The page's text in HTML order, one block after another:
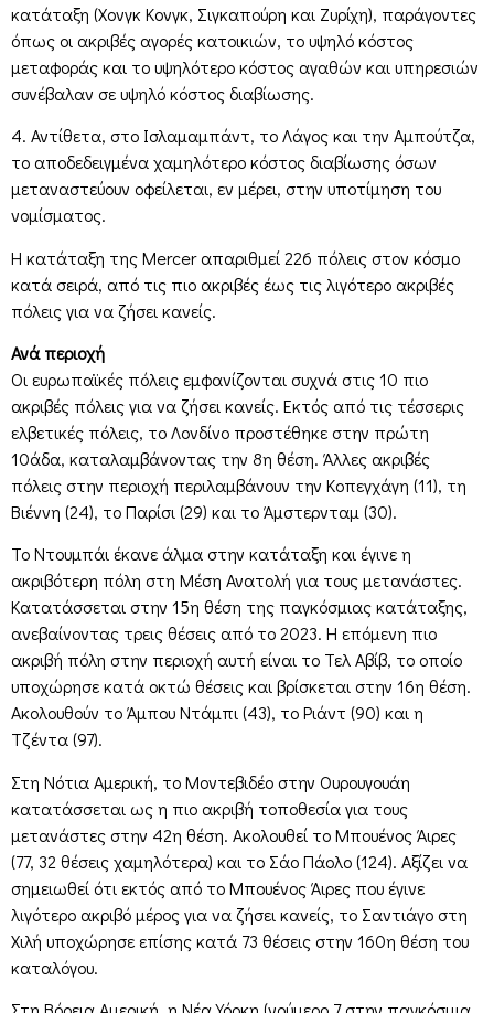
κατάταξη (Χονγκ Κονγκ, Σιγκαπούρη και Ζυρίχη), παράγοντες
όπως οι ακριβές αγορές κατοικιών, το υψηλό κόστος
μεταφοράς και το υψηλότερο κόστος αγαθών και υπηρεσιών
συνέβαλαν σε υψηλό κόστος διαβίωσης.
4. Αντίθετα, στο Ισλαμαμπάντ, το Λάγος και την Αμπούτζα,
το αποδεδειγμένα χαμηλότερο κόστος διαβίωσης όσων
μεταναστεύουν οφείλεται, εν μέρει, στην υποτίμηση του
νομίσματος.
Η κατάταξη της Mercer απαριθμεί 226 πόλεις στον κόσμο
κατά σειρά, από τις πιο ακριβές έως τις λιγότερο ακριβές
πόλεις για να ζήσει κανείς.
Ανά περιοχή
Οι ευρωπαϊκές πόλεις εμφανίζονται συχνά στις 10 πιο
ακριβές πόλεις για να ζήσει κανείς. Εκτός από τις τέσσερις
ελβετικές πόλεις, το Λονδίνο προστέθηκε στην πρώτη
10άδα, καταλαμβάνοντας την 8η θέση. Άλλες ακριβές
πόλεις στην περιοχή περιλαμβάνουν την Κοπεγχάγη (11), τη
Βιέννη (24), το Παρίσι (29) και το Άμστερνταμ (30).
Το Ντουμπάι έκανε άλμα στην κατάταξη και έγινε η
ακριβότερη πόλη στη Μέση Ανατολή για τους μετανάστες.
Κατατάσσεται στην 15η θέση της παγκόσμιας κατάταξης,
ανεβαίνοντας τρεις θέσεις από το 2023. Η επόμενη πιο
ακριβή πόλη στην περιοχή αυτή είναι το Τελ Αβίβ, το οποίο
υποχώρησε κατά οκτώ θέσεις και βρίσκεται στην 16η θέση.
Ακολουθούν το Άμπου Ντάμπι (43), το Ριάντ (90) και η
Τζέντα (97).
Στη Νότια Αμερική, το Μοντεβιδέο στην Ουρουγουάη
κατατάσσεται ως η πιο ακριβή τοποθεσία για τους
μετανάστες στην 42η θέση. Ακολουθεί το Μπουένος Άιρες
(77, 32 θέσεις χαμηλότερα) και το Σάο Πάολο (124). Αξίζει να
σημειωθεί ότι εκτός από το Μπουένος Άιρες που έγινε
λιγότερο ακριβό μέρος για να ζήσει κανείς, το Σαντιάγο στη
Χιλή υποχώρησε επίσης κατά 73 θέσεις στην 160η θέση του
καταλόγου.